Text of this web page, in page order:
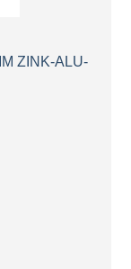
ZINK-ALU-